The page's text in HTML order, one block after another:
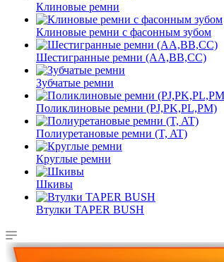
Клиновые ремни
Клиновые ремни с фасонным зубом
Шестигранные ремни (AA,BB,CC)
Зубчатые ремни
Поликлиновые ремни (PJ,PK,PL,PM)
Полиуретановые ремни (T, AT)
Круглые ремни
Шкивы
Втулки TAPER BUSH